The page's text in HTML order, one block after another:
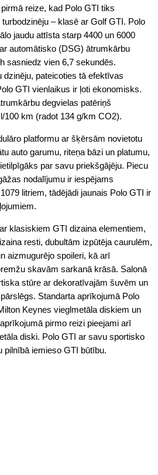
reize, kad Polo GTI tiks
– klasē ar Golf GTI. Polo
jaudu attīsta starp 4400 un 6000
automātisko (DSG) ātrumkārbu
sasniedz vien 6,7 sekundēs.
dzinēju, pateicoties tā efektīvas
GTI vienlaikus ir ļoti ekonomisks.
degvielas patēriņš
100 km (radot 134 g/km CO2).
platformu ar šķērsām novietotu
auto garumu, riteņa bāzi un platumu,
par savu priekšgājēju. Piecu
nodalījumu ir iespējams
litriem, tādējādi jaunais Polo GTI ir
klasiskiem GTI dizaina elementiem,
resti, dubultām izpūtēja caurulēm,
aizmugurējo spoileri, kā arī
skavām sarkanā krāsā. Salonā
stūre ar dekoratīvajām šuvēm un
Standarta aprīkojumā Polo
Keynes vieglmetāla diskiem un
pirmo reizi pieejami arī
diski. Polo GTI ar savu sportisko
pilnībā iemieso GTI būtību.